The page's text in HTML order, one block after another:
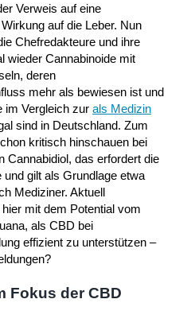
Verweis auf eine
auf die Leber. Nun
Chefredakteure und ihre
wieder Cannabinoide mit
deren
mehr als bewiesen ist und
im Vergleich zur als Medizin
sind in Deutschland. Zum
kritisch hinschauen bei
Cannabidiol, das erfordert die
gilt als Grundlage etwa
Mediziner. Aktuell
mit dem Potential vom
als CBD bei
effizient zu unterstützen –
Fokus der CBD